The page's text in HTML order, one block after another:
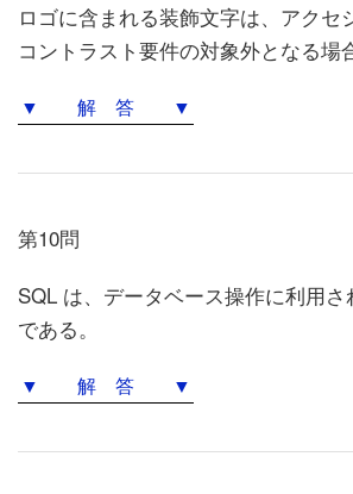
ロゴに含まれる装飾文字は、アクセ
コントラスト要件の対象外となる場
▼ 解 答 ▼
第10問
SQL は、データベース操作に利用
である。
▼ 解 答 ▼